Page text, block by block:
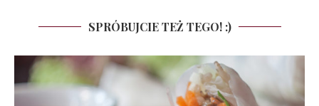
SPRÓBUJCIE TEŻ TEGO! :)